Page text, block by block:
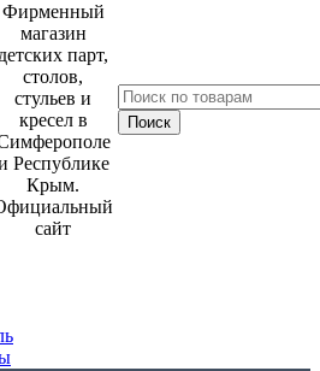
Фирменный
магазин
детских парт,
столов,
стульев и
кресел в
Республике
Крым.
сайт